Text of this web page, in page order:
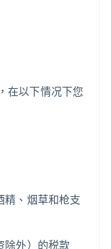
在以下情况下您
精、烟草和枪支
除外）的税款